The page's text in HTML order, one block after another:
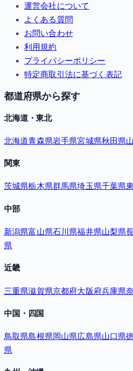
運営会社について
よくある質問
お問い合わせ
利用規約
プライバシーポリシー
特定商取引法に基づく表記
都道府県から探す
北海道・東北
北海道青森県岩手県宮城県秋田県
関東
茨城県栃木県群馬県埼玉県千葉県
中部
新潟県富山県石川県福井県山梨県
県
近畿
三重県滋賀県京都府大阪府兵庫県
中国・四国
鳥取県島根県岡山県広島県山口県
県